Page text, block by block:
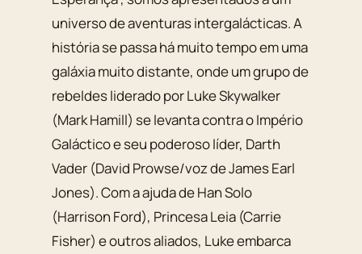
universo de aventuras intergalácticas. A
história se passa há muito tempo em uma
galáxia muito distante, onde um grupo de
rebeldes liderado por Luke Skywalker
(Mark Hamill) se levanta contra o Império
Galáctico e seu poderoso líder, Darth
Vader (David Prowse/voz de James Earl
Jones). Com a ajuda de Han Solo
(Harrison Ford), Princesa Leia (Carrie
Fisher) e outros aliados, Luke embarca